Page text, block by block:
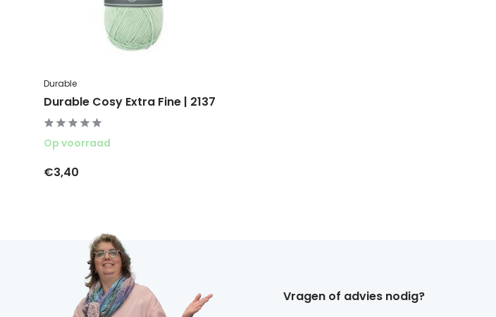
Durable
Durable Cosy Extra Fine | 2137
Op voorraad
€3,40
Vragen of advies nodig?